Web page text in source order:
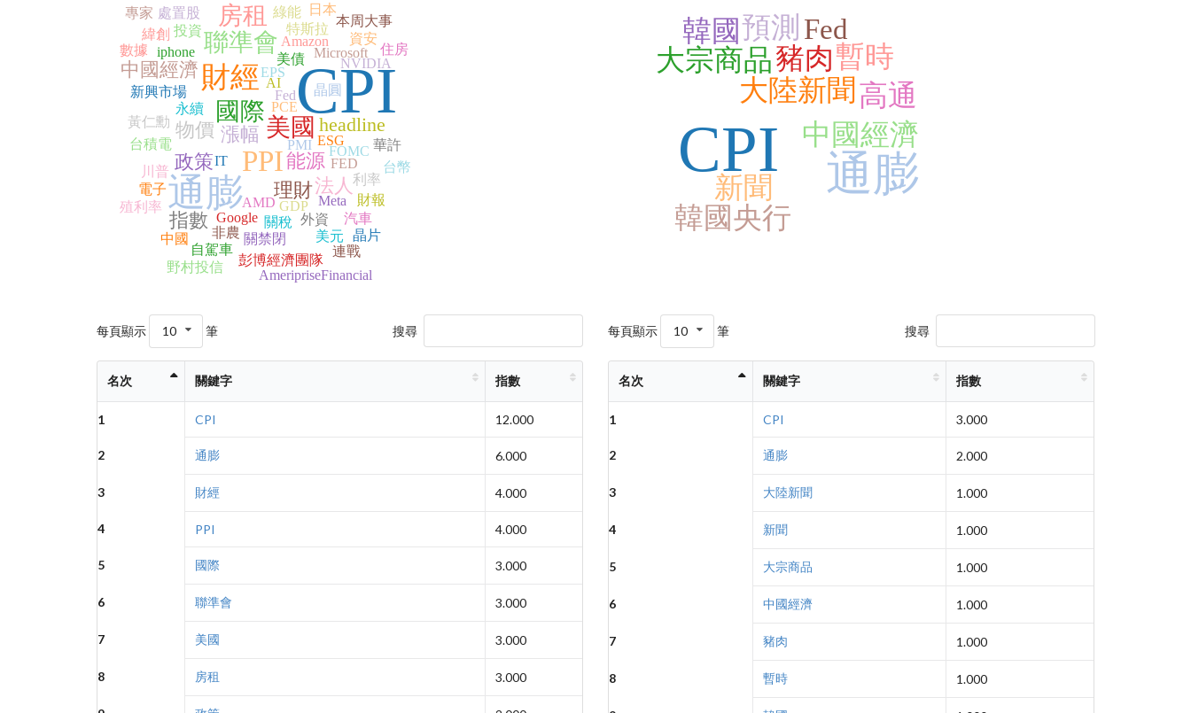
CPI
通膨
財經
PPI
國際
聯準會
美國
房租
政策
漲幅
理財
中國經濟
能源
法人
指數
物價 headline
GDP
永續
EPS
新興市場
PMI ESG
PCE
美債
台積電
Google
Amazon
Meta
NVIDIA
非農
Microsoft
AMD
川普
外資
黃仁勳
AI
特斯拉
關稅
FOMC
IT
晶圓
電子
資安
iphone
投資
緯創
關禁閉
處置股
本周大事
FED
汽車
殖利率
華許
利率
財報
綠能
美元
台幣
晶片
中國
日本
自駕車
野村投信
彭博經濟團隊
數據
AmeripriseFinancial
Fed
連戰
專家
住房
每頁顯示 10 筆 搜尋
名次 關鍵字 指數
1 CPI 12.000
2 通膨 6.000
3 財經 4.000
4 PPI 4.000
5 國際 3.000
6 聯準會 3.000
7 美國 3.000
8 房租 3.000
CPI 通膨
大陸新聞
新聞
大宗商品
中國經濟
豬肉暫時
韓國預測 Fed
韓國央行
高通
每頁顯示 10 筆 搜尋
名次 關鍵字 指數
1 CPI 3.000
2 通膨 2.000
3 大陸新聞 1.000
4 新聞 1.000
5 大宗商品 1.000
6 中國經濟 1.000
7 豬肉 1.000
8 暫時 1.000